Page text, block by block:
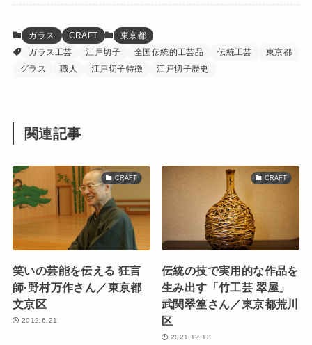
ガラス CRAFT
東京都
ガラス工芸
江戸切子 全国伝統的工芸品 伝統工芸
東京都
グラス
職人 江戸切子特徴 江戸切子歴史
関連記事
CRAFT
笑いの芸能を伝える 狂言
師·野村万作さん／東京都
文京区
2012.6.21
CRAFT
伝統の技で実用的な作品を
生み出す「竹工芸 翠屋」
武関翠篁さん／東京都荒川
区
2021.12.13